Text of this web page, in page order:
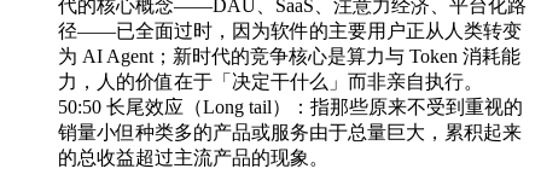
代的核心概念——DAU、SaaS、注意力经济、平台化路
径——已全面过时，因为软件的主要用户正从人类转变
为 AI Agent；新时代的竞争核心是算力与 Token 消耗能
力，人的价值在于「决定干什么」而非亲自执行。
50:50 长尾效应（Long tail）：指那些原来不受到重视的
销量小但种类多的产品或服务由于总量巨大，累积起来
的总收益超过主流产品的现象。